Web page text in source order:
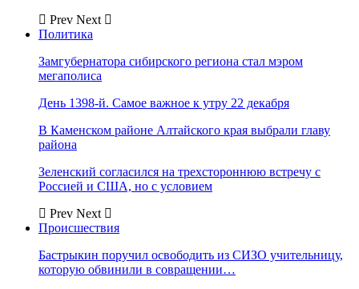
Prev Next
Политика
Замгубернатора сибирского региона стал мэром
мегаполиса
День 1398-й. Самое важное к утру 22 декабря
В Каменском районе Алтайского края выбрали главу
района
Зеленский согласился на трехстороннюю встречу с
Россией и США, но с условием
Prev Next
Происшествия
Бастрыкин поручил освободить из СИЗО учительницу,
которую обвинили в совращении…